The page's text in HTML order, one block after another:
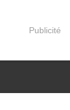
Publicité